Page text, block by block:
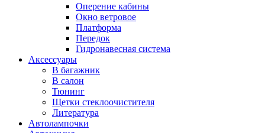
Оперение кабины
Окно ветровое
Платформа
Передок
Гидронавесная система
Аксессуары
В багажник
В салон
Тюнинг
Щетки стеклоочистителя
Литература
Автолампочки